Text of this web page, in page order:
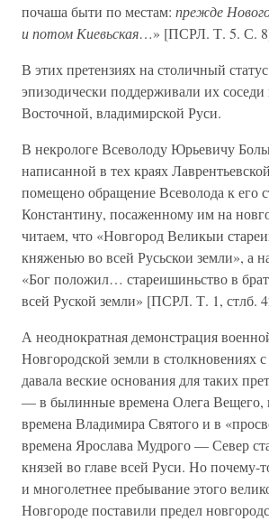
почаша быти по местам: прежде
и потом Киевьская…» [ПСРЛ. Т. 5. С.
В этих претензиях на столичный
эпизодически поддерживали их соседи
Восточной, владимирской Руси.
В некрологе Всеволоду Юрьевичу
написанной в тех краях
помещено обращение Всеволода к его
Константину, посаженному им на
читаем, что «Новгород Великыи
княженью во всей Русьскои земли», а
«Бог положил… стареишиньство в
всей Руской земли» [ПСРЛ. Т. 1, стлб.
А неоднократная демонстрация
Новгородской земли в столкновениях
давала веские основания для таких
— в былинные времена Олега Вещего,
времена Владимира Святого и в
времена Ярослава Мудрого — Север
князей во главе всей Руси. Но почему-
и многолетнее пребывание этого
Новгороде поставили предел